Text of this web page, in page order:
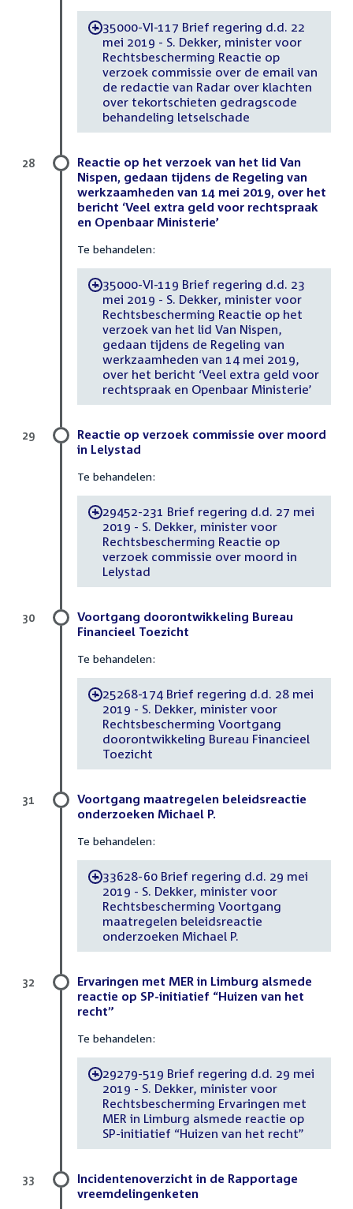
-35000-VI-117 Brief regering d.d. 22
mei 2019 - S. Dekker, minister voor
Rechtsbescherming Reactie op
verzoek commissie over de email van
de redactie van Radar over klachten
over tekortschieten gedragscode
behandeling letselschade
Reactie op het verzoek van het lid Van
Nispen, gedaan tijdens de Regeling van
werkzaamheden van 14 mei 2019, over het
bericht ‘Veel extra geld voor rechtspraak
en Openbaar Ministerie’
Te behandelen:
-35000-VI-119 Brief regering d.d. 23
mei 2019 - S. Dekker, minister voor
Rechtsbescherming Reactie op het
verzoek van het lid Van Nispen,
gedaan tijdens de Regeling van
werkzaamheden van 14 mei 2019,
over het bericht ‘Veel extra geld voor
rechtspraak en Openbaar Ministerie’
28
Reactie op verzoek commissie over moord
in Lelystad
Te behandelen:
-29452-231 Brief regering d.d. 27 mei
2019 - S. Dekker, minister voor
Rechtsbescherming Reactie op
verzoek commissie over moord in
Lelystad
29
Voortgang doorontwikkeling Bureau
Financieel Toezicht
Te behandelen:
-25268-174 Brief regering d.d. 28 mei
2019 - S. Dekker, minister voor
Rechtsbescherming Voortgang
doorontwikkeling Bureau Financieel
Toezicht
30
Voortgang maatregelen beleidsreactie
onderzoeken Michael P.
Te behandelen:
-33628-60 Brief regering d.d. 29 mei
2019 - S. Dekker, minister voor
Rechtsbescherming Voortgang
maatregelen beleidsreactie
onderzoeken Michael P.
31
Ervaringen met MER in Limburg alsmede
reactie op SP-initiatief “Huizen van het
recht”
Te behandelen:
-29279-519 Brief regering d.d. 29 mei
2019 - S. Dekker, minister voor
Rechtsbescherming Ervaringen met
MER in Limburg alsmede reactie op
SP-initiatief “Huizen van het recht”
32
Incidentenoverzicht in de Rapportage
vreemdelingenketen
33